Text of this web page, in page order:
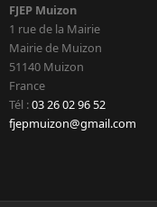
FJEP Muizon
1 rue de la Mairie
Mairie de Muizon
51140 Muizon
France
Tél :03 26 02 96 52
fjepmuizon@gmail.com